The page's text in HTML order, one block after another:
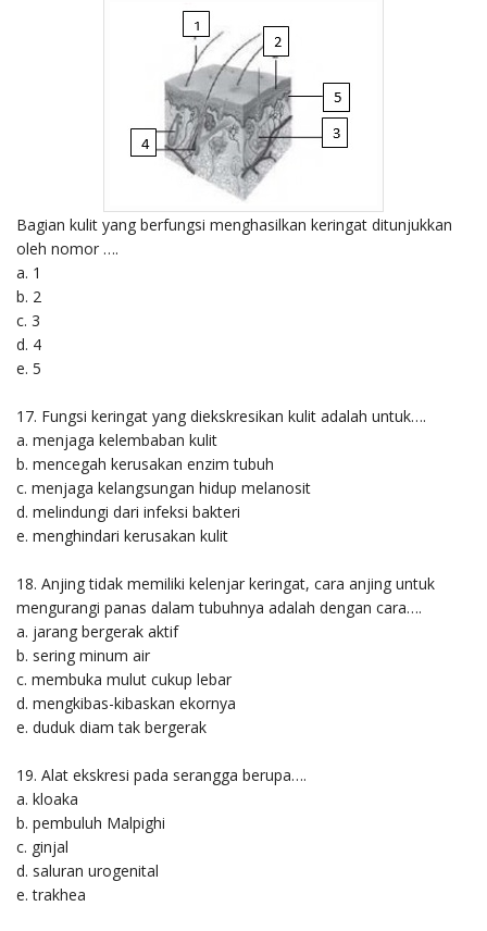
Bagian kulit yang berfungsi menghasilkan keringat ditunjukkan
oleh nomor ….
a. 1
b. 2
c. 3
d. 4
e. 5
17. Fungsi keringat yang diekskresikan kulit adalah untuk….
a. menjaga kelembaban kulit
b. mencegah kerusakan enzim tubuh
c. menjaga kelangsungan hidup melanosit
d. melindungi dari infeksi bakteri
e. menghindari kerusakan kulit
18. Anjing tidak memiliki kelenjar keringat, cara anjing untuk
mengurangi panas dalam tubuhnya adalah dengan cara….
a. jarang bergerak aktif
b. sering minum air
c. membuka mulut cukup lebar
d. mengkibas-kibaskan ekornya
e. duduk diam tak bergerak
19. Alat ekskresi pada serangga berupa….
a. kloaka
b. pembuluh Malpighi
c. ginjal
d. saluran urogenital
e. trakhea